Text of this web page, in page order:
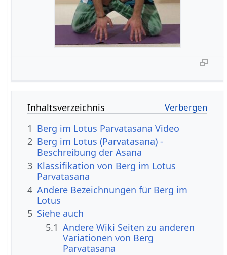
Inhaltsverzeichnis
1 Berg im Lotus Parvatasana Video
2 Berg im Lotus (Parvatasana) -
Beschreibung der Asana
3 Klassifikation von Berg im Lotus
Parvatasana
4 Andere Bezeichnungen für Berg im
Lotus
5 Siehe auch
5.1 Andere Wiki Seiten zu anderen
Variationen von Berg
Parvatasana